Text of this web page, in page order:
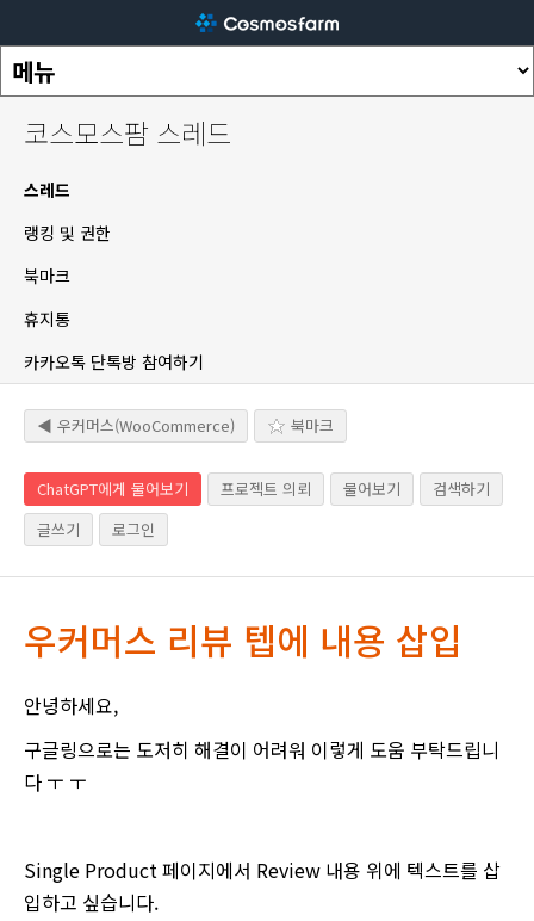
코스모스팜 스레드
스레드
랭킹 및 권한
북마크
휴지통
카카오톡 단톡방 참여하기
◀ 우커머스(WooCommerce) 북마크
ChatGPT에게 물어보기 프로젝트 의뢰 물어보기
검색하기
글쓰기
로그인
우커머스 리뷰 텝에 내용 삽입
안녕하세요,
구글링으로는 도저히 해결이 어려워 이렇게 도움 부탁드립니
다 ㅜ ㅜ
Single Product 페이지에서 Review 내용 위에 텍스트를 삽
입하고 싶습니다.